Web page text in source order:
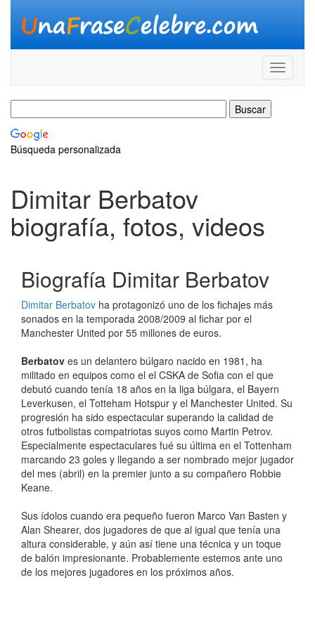
Búsqueda personalizada
Dimitar Berbatov
biografía, fotos, videos
Biografía Dimitar Berbatov
Dimitar Berbatov ha protagonizó uno de los fichajes más
sonados en la temporada 2008/2009 al fichar por el
Manchester United por 55 millones de euros.
Berbatov es un delantero búlgaro nacido en 1981, ha
militado en equipos como el el CSKA de Sofia con el que
debutó cuando tenía 18 años en la liga búlgara, el Bayern
Leverkusen, el Totteham Hotspur y el Manchester United. Su
progresión ha sido espectacular superando la calidad de
otros futbolistas compatriotas suyos como Martin Petrov.
Especialmente espectaculares fué su última en el Tottenham
marcando 23 goles y llegando a ser nombrado mejor jugador
del mes (abril) en la premier junto a su compañero Robbie
Keane.
Sus ídolos cuando era pequeño fueron Marco Van Basten y
Alan Shearer, dos jugadores de que al igual que tenía una
altura considerable, y aún así tiene una técnica y un toque
de balón impresionante. Probablemente estemos ante uno
de los mejores jugadores en los próximos años.